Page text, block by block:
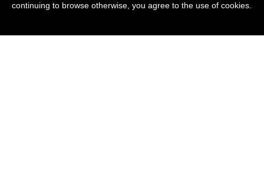
continuing to browse otherwise, you agree to the use of cookies.